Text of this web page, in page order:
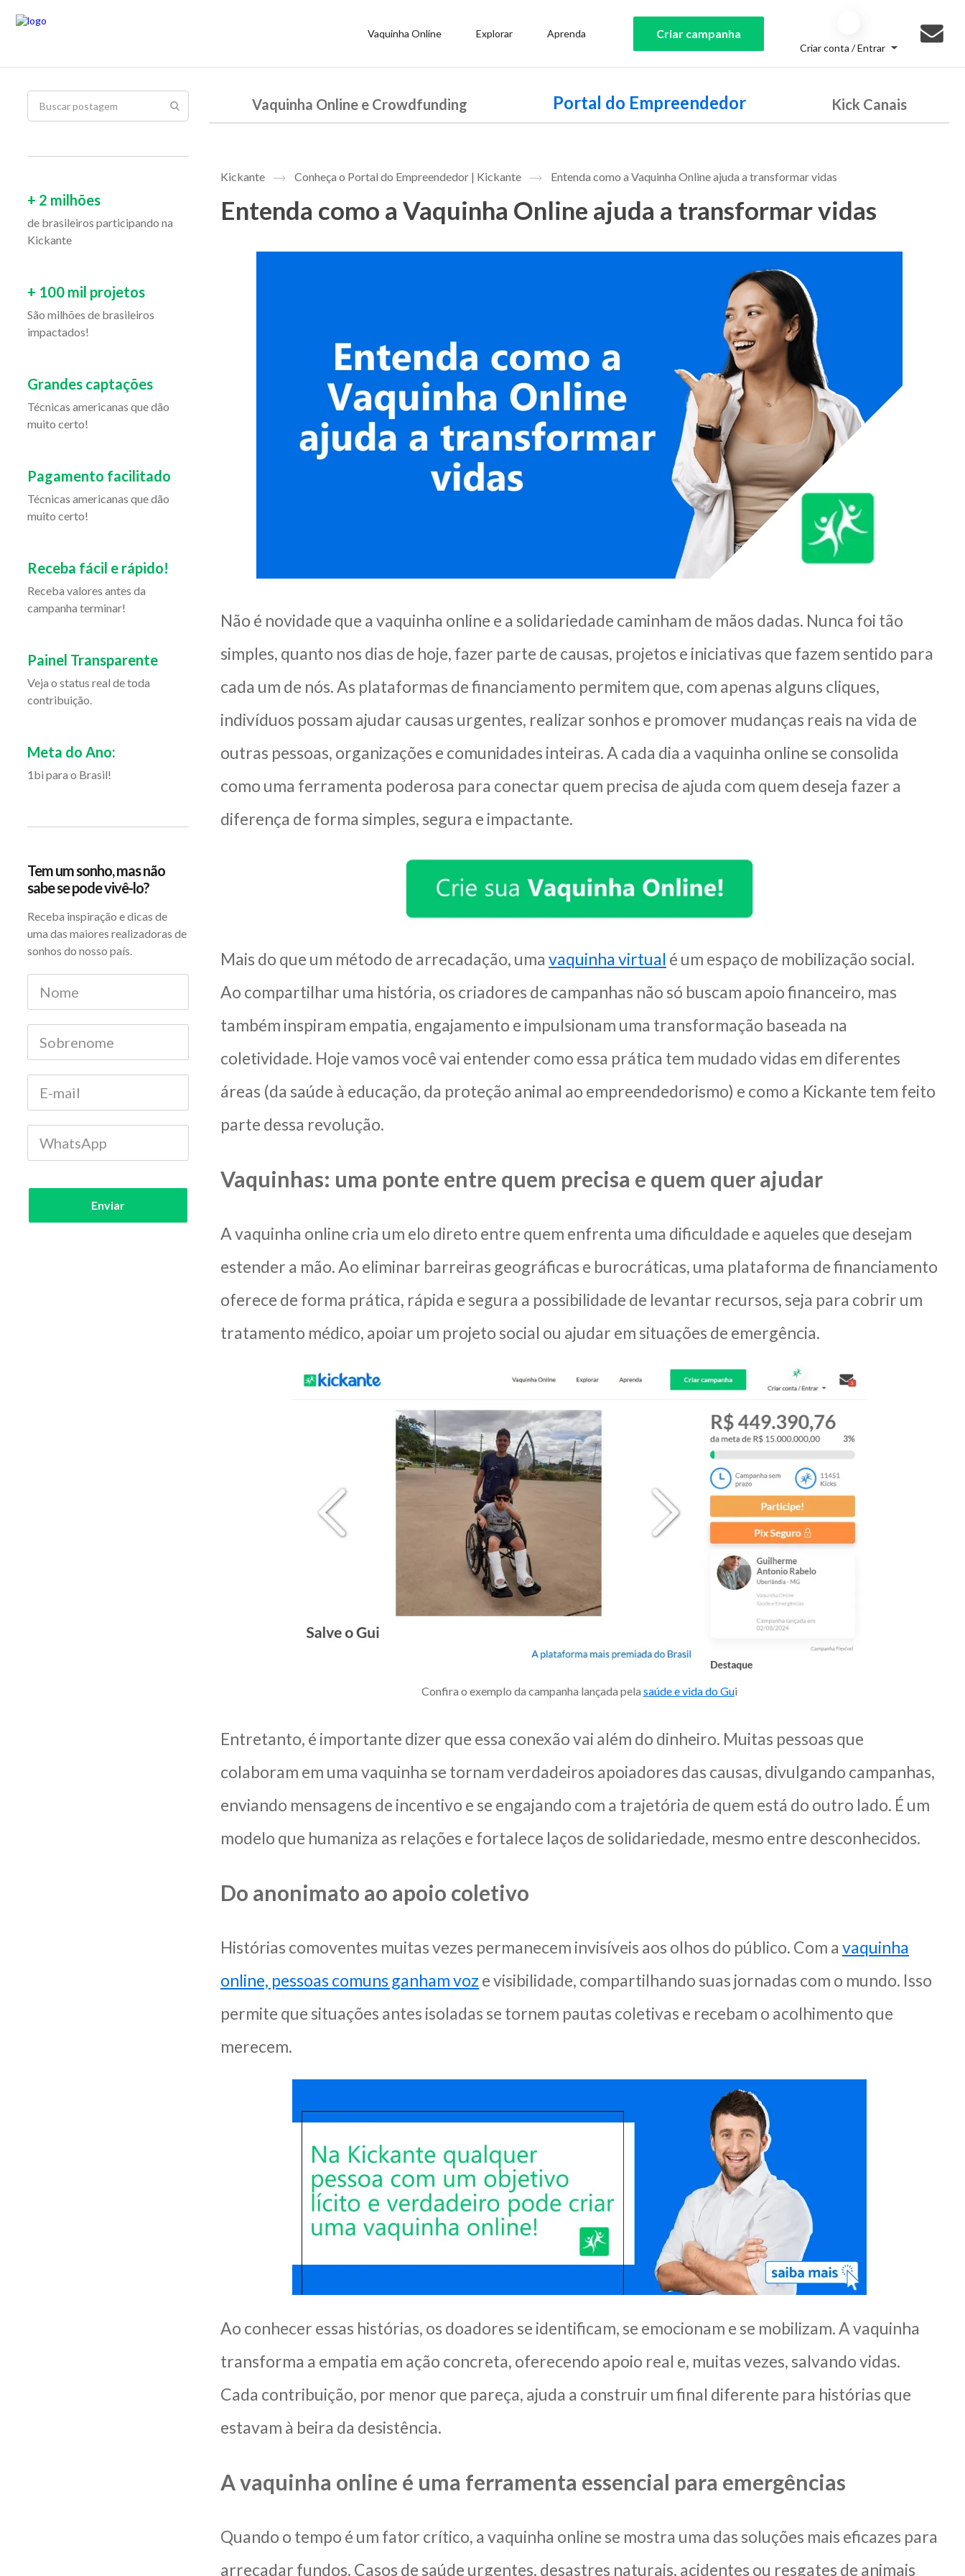
Vaquinha Online Explorar Aprenda Criar campanha
Criar conta / Entrar
Vaquinha Online e Crowdfunding Portal do Empreendedor Kick Canais
Kickante Conheça o Portal do Empreendedor | Kickante Entenda como a Vaquinha Online ajuda a transformar vidas
Entenda como a Vaquinha Online ajuda a transformar vidas
Não é novidade que a vaquinha online e a solidariedade caminham de mãos dadas. Nunca foi tão
simples, quanto nos dias de hoje, fazer parte de causas, projetos e iniciativas que fazem sentido para
cada um de nós. As plataformas de financiamento permitem que, com apenas alguns cliques,
indivíduos possam ajudar causas urgentes, realizar sonhos e promover mudanças reais na vida de
outras pessoas, organizações e comunidades inteiras. A cada dia a vaquinha online se consolida
como uma ferramenta poderosa para conectar quem precisa de ajuda com quem deseja fazer a
diferença de forma simples, segura e impactante.
Mais do que um método de arrecadação, uma vaquinha virtual é um espaço de mobilização social.
Ao compartilhar uma história, os criadores de campanhas não só buscam apoio financeiro, mas
também inspiram empatia, engajamento e impulsionam uma transformação baseada na
coletividade. Hoje vamos você vai entender como essa prática tem mudado vidas em diferentes
áreas (da saúde à educação, da proteção animal ao empreendedorismo) e como a Kickante tem feito
parte dessa revolução.
Vaquinhas: uma ponte entre quem precisa e quem quer ajudar
A vaquinha online cria um elo direto entre quem enfrenta uma dificuldade e aqueles que desejam
estender a mão. Ao eliminar barreiras geográficas e burocráticas, uma plataforma de financiamento
oferece de forma prática, rápida e segura a possibilidade de levantar recursos, seja para cobrir um
tratamento médico, apoiar um projeto social ou ajudar em situações de emergência.
Confira o exemplo da campanha lançada pela saúde e vida do Gui
Entretanto, é importante dizer que essa conexão vai além do dinheiro. Muitas pessoas que
colaboram em uma vaquinha se tornam verdadeiros apoiadores das causas, divulgando campanhas,
enviando mensagens de incentivo e se engajando com a trajetória de quem está do outro lado. É um
modelo que humaniza as relações e fortalece laços de solidariedade, mesmo entre desconhecidos.
Do anonimato ao apoio coletivo
Histórias comoventes muitas vezes permanecem invisíveis aos olhos do público. Com a vaquinha
online, pessoas comuns ganham voz e visibilidade, compartilhando suas jornadas com o mundo. Isso
permite que situações antes isoladas se tornem pautas coletivas e recebam o acolhimento que
merecem.
Ao conhecer essas histórias, os doadores se identificam, se emocionam e se mobilizam. A vaquinha
transforma a empatia em ação concreta, oferecendo apoio real e, muitas vezes, salvando vidas.
Cada contribuição, por menor que pareça, ajuda a construir um final diferente para histórias que
estavam à beira da desistência.
A vaquinha online é uma ferramenta essencial para emergências
Quando o tempo é um fator crítico, a vaquinha online se mostra uma das soluções mais eficazes para
arrecadar fundos. Casos de saúde urgentes, desastres naturais, acidentes ou resgates de animais
+ 2 milhões
de brasileiros participando na
Kickante
+ 100 mil projetos
São milhões de brasileiros
impactados!
Grandes captações
Técnicas americanas que dão
muito certo!
Pagamento facilitado
Técnicas americanas que dão
muito certo!
Receba fácil e rápido!
Receba valores antes da
campanha terminar!
Painel Transparente
Veja o status real de toda
contribuição.
Meta do Ano:
1bi para o Brasil!
Tem um sonho, mas não
sabe se pode vivê-lo?
Receba inspiração e dicas de
uma das maiores realizadoras de
sonhos do nosso país.
Enviar